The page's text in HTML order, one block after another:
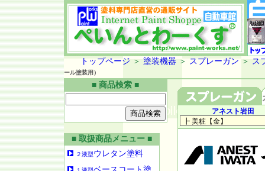
トップページ ＞ 塗装機器＞ スプレーガン ＞ ス
ール塗装用）
■ 商品検索 ■
■ 取扱商品メニュー ■
２液型ウレタン塗料
アネスト岩田